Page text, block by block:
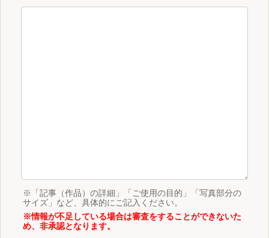
※「記事（作品）の詳細」「ご使用の目的」「写真部分の
サイズ」など、具体的にご記入ください。
※情報が不足している場合は審査をすることができないた
め、非承認となります。